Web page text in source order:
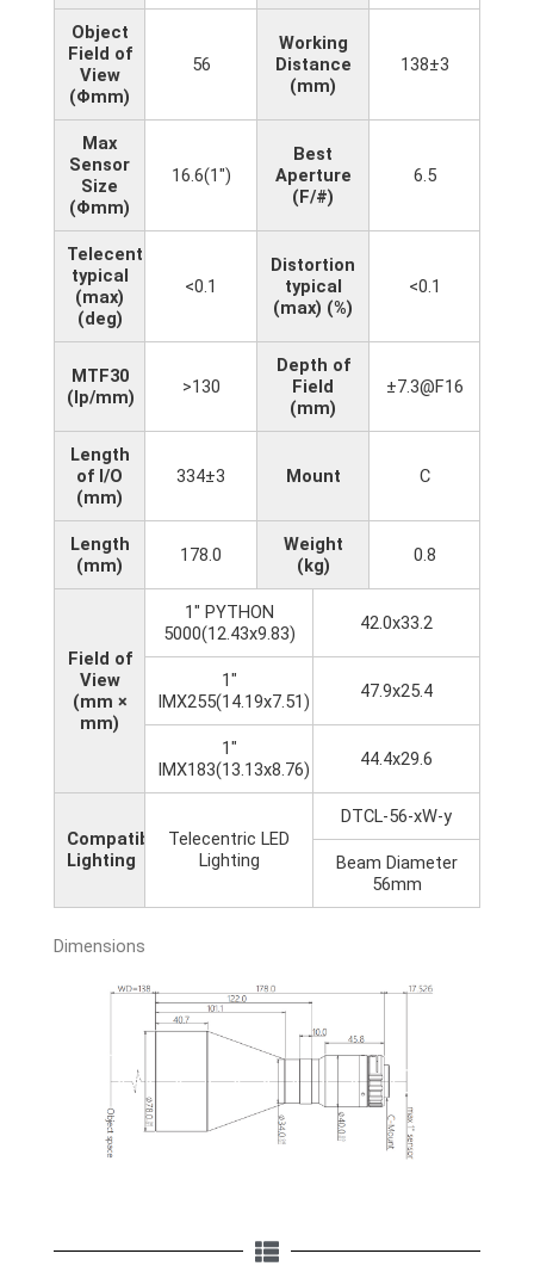
Object
Field of
View
(Φmm)
56
Working
Distance
(mm)
138±3
Max
Sensor
Size
(Φmm)
16.6(1")
Best
Aperture
(F/#)
6.5
Telecentricity
typical
(max)
(deg)
<0.1
Distortion
typical
(max) (%)
<0.1
MTF30
(lp/mm)
>130
Depth of
Field
(mm)
±7.3@F16
Length
of I/O
(mm)
334±3 Mount C
Length
(mm)
178.0
Weight
(kg)
0.8
Field of
View
(mm ×
mm)
1" PYTHON
5000(12.43x9.83)
42.0x33.2
1"
IMX255(14.19x7.51)
47.9x25.4
1"
IMX183(13.13x8.76)
44.4x29.6
Compatible
Lighting
Telecentric LED
Lighting
DTCL-56-xW-y
Beam Diameter
56mm
Dimensions